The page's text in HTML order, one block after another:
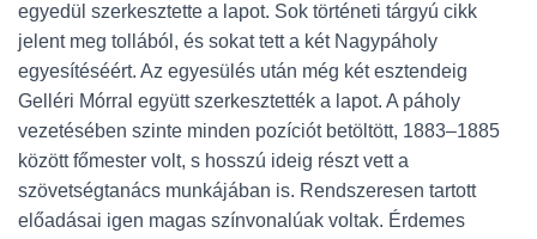
egyedül szerkesztette a lapot. Sok történeti tárgyú cikk
jelent meg tollából, és sokat tett a két Nagypáholy
egyesítéséért. Az egyesülés után még két esztendeig
Gelléri Mórral együtt szerkesztették a lapot. A páholy
vezetésében szinte minden pozíciót betöltött, 1883–1885
között főmester volt, s hosszú ideig részt vett a
szövetségtanács munkájában is. Rendszeresen tartott
előadásai igen magas színvonalúak voltak. Érdemes